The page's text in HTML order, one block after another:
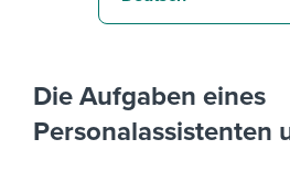
Die Aufgaben eines
Personalassistenten